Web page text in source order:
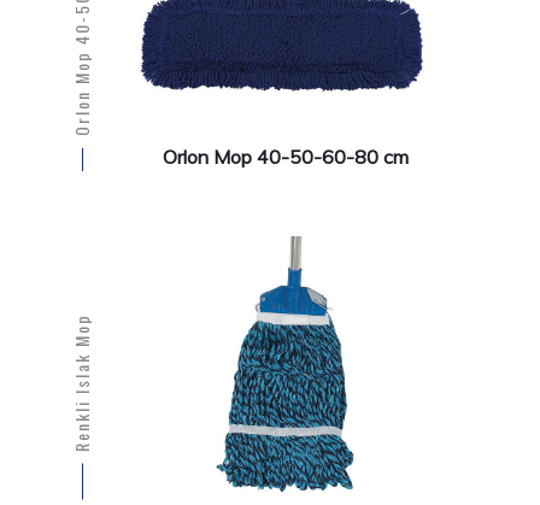
Orlon Mop 40-50-60-80 cm
Renkli Islak Mop